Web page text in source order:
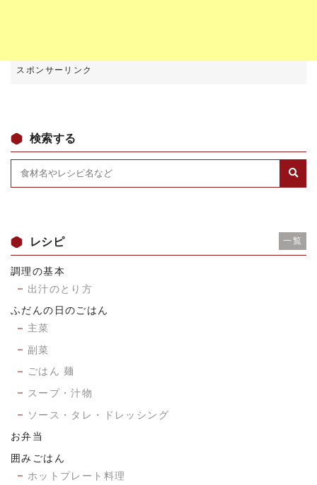
検索する
レシピ 一覧
調理の基本
出汁のとり方
ふだんの日のごはん
主菜
副菜
ごはん 麺
スープ・汁物
ソース・タレ・ドレッシング
お弁当
囲みごはん
ホットプレート料理